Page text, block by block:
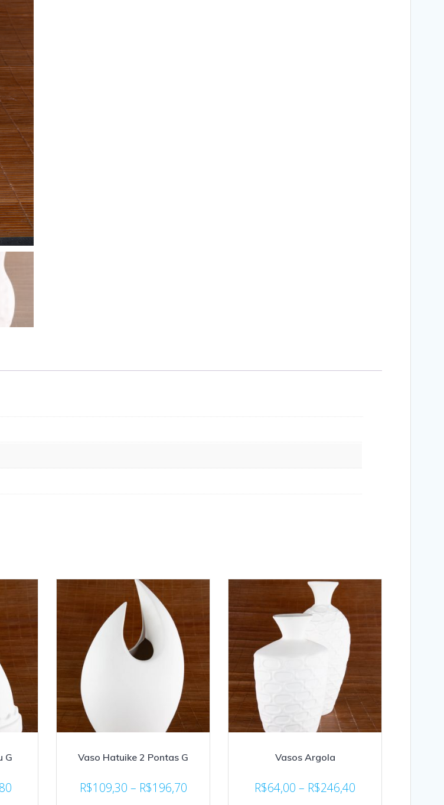
G Vaso Hatuike 2 Pontas G
R$109,30 – R$196,70
Vasos Argola
R$64,00 – R$246,40